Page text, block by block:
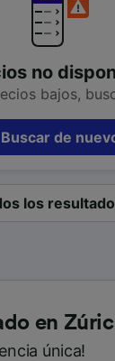
no
bajos,
Buscar de
los
en
única!